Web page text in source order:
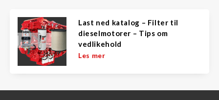
Last ned katalog – Filter til
dieselmotorer – Tips om
vedlikehold
Les mer